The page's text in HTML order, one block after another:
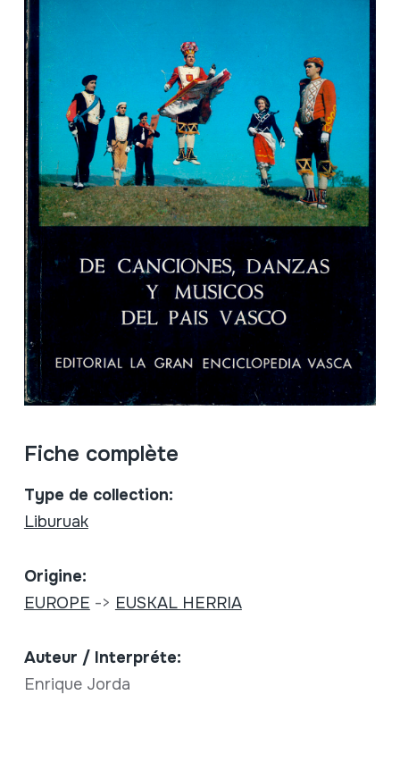
Fiche complète
Type de collection:
Liburuak
Origine:
EUROPE -> EUSKAL HERRIA
Auteur / Interpréte:
Enrique Jorda